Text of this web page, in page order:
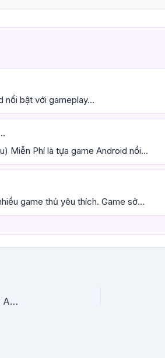
nổi bật với gameplay...
Miễn Phí là tựa game Android nổi...
game thủ yêu thích. Game sở...
Tải Meitu Photo Editor APK (Mở Khóa Premium) Cho Android Miễn Phí